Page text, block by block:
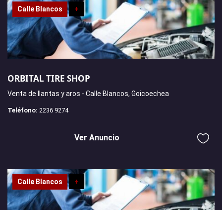
Calle Blancos +
ORBITAL TIRE SHOP
Venta de llantas y aros - Calle Blancos, Goicoechea
Teléfono: 2236 9274
Ver Anuncio
Calle Blancos +